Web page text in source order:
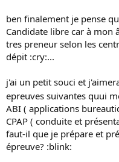
i
s
c
u
s
i
o
n
ben finalement je pense
Candidate libre car à mon
tres preneur selon les
dépit :cry:...
j'ai un petit souci et
epreuves suivantes quui
ABI ( applications
CPAP ( conduite et
faut-il que je prépare et
épreuve? :blink: